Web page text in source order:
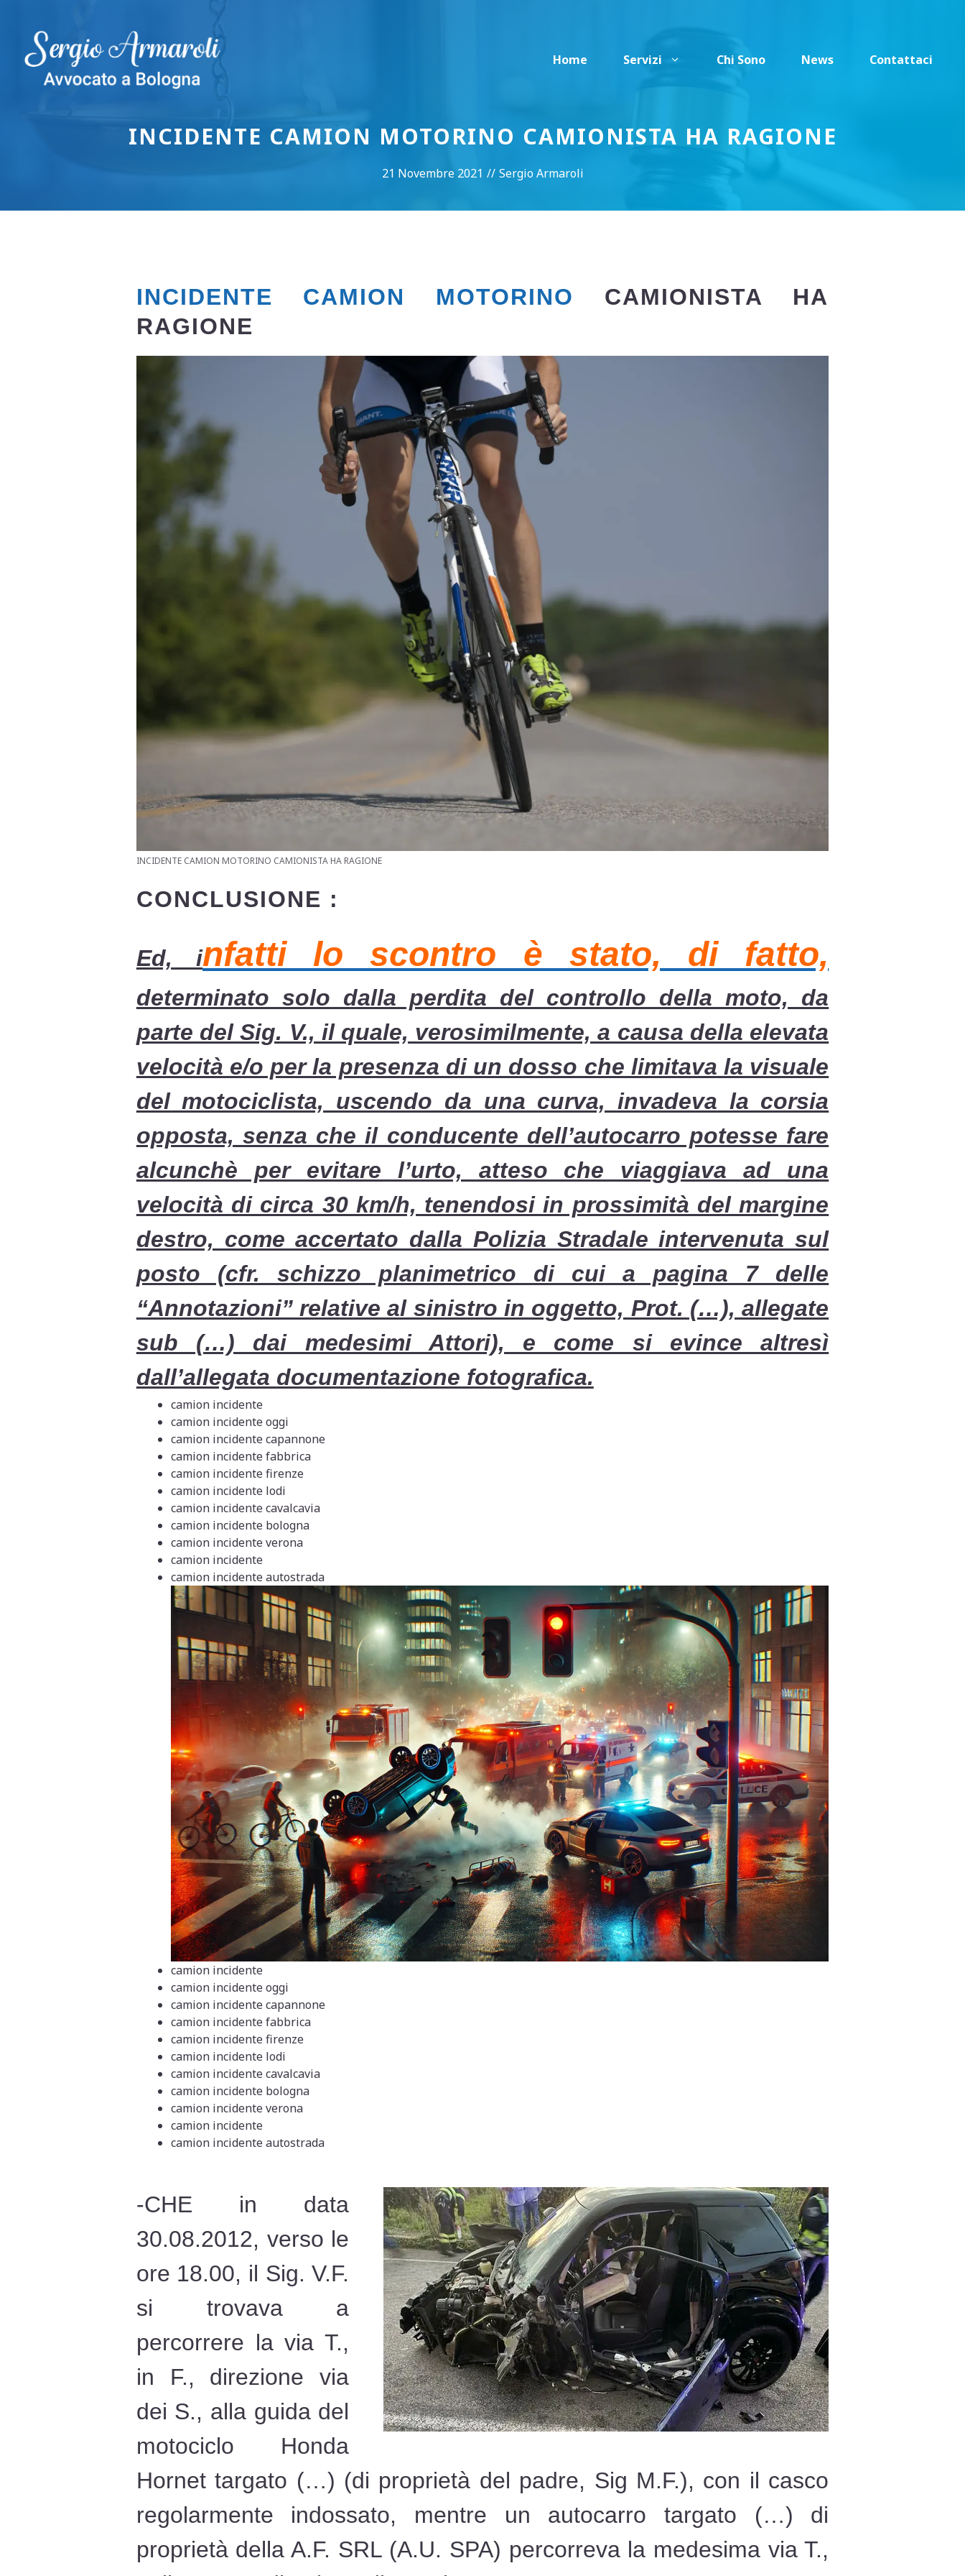
contenuto
Home
Servizi Chi Sono News Contattaci
INCIDENTE CAMION MOTORINO CAMIONISTA HA RAGIONE
21 Novembre 2021 // Sergio Armaroli
INCIDENTE CAMION MOTORINO CAMIONISTA HA
RAGIONE
INCIDENTE CAMION MOTORINO CAMIONISTA HA RAGIONE
CONCLUSIONE :
Ed, infatti lo scontro è stato, di fatto,
determinato solo dalla perdita del controllo della moto, da
parte del Sig. V., il quale, verosimilmente, a causa della elevata
velocità e/o per la presenza di un dosso che limitava la visuale
del motociclista, uscendo da una curva, invadeva la corsia
opposta, senza che il conducente dell’autocarro potesse fare
alcunchè per evitare l’urto, atteso che viaggiava ad una
velocità di circa 30 km/h, tenendosi in prossimità del margine
destro, come accertato dalla Polizia Stradale intervenuta sul
posto (cfr. schizzo planimetrico di cui a pagina 7 delle
“Annotazioni” relative al sinistro in oggetto, Prot. (…), allegate
sub (…) dai medesimi Attori), e come si evince altresì
dall’allegata documentazione fotografica.
camion incidente
camion incidente oggi
camion incidente capannone
camion incidente fabbrica
camion incidente firenze
camion incidente lodi
camion incidente cavalcavia
camion incidente bologna
camion incidente verona
camion incidente
camion incidente autostrada
camion incidente
camion incidente oggi
camion incidente capannone
camion incidente fabbrica
camion incidente firenze
camion incidente lodi
camion incidente cavalcavia
camion incidente bologna
camion incidente verona
camion incidente
camion incidente autostrada
-CHE in data
30.08.2012, verso le
ore 18.00, il Sig. V.F.
si trovava a
percorrere la via T.,
in F., direzione via
dei S., alla guida del
motociclo Honda
Hornet targato (…) (di proprietà del padre, Sig M.F.), con il casco
regolarmente indossato, mentre un autocarro targato (…) di
proprietà della A.F. SRL (A.U. SPA) percorreva la medesima via T.,